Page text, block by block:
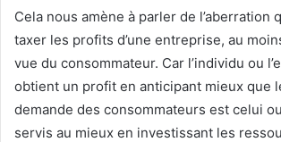
Cela nous amène à parler de l’aberration
taxer les profits d’une entreprise, au
vue du consommateur. Car l’individu ou
obtient un profit en anticipant mieux que
demande des consommateurs est celui
servis au mieux en investissant les